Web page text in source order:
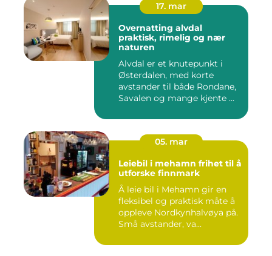
17. mar
Overnatting alvdal
praktisk, rimelig og nær
naturen
Alvdal er et knutepunkt i
Østerdalen, med korte
avstander til både Rondane,
Savalen og mange kjente ...
05. mar
Leiebil i mehamn frihet til å
utforske finnmark
Å leie bil i Mehamn gir en
fleksibel og praktisk måte å
oppleve Nordkynhalvøya på.
Små avstander, va...